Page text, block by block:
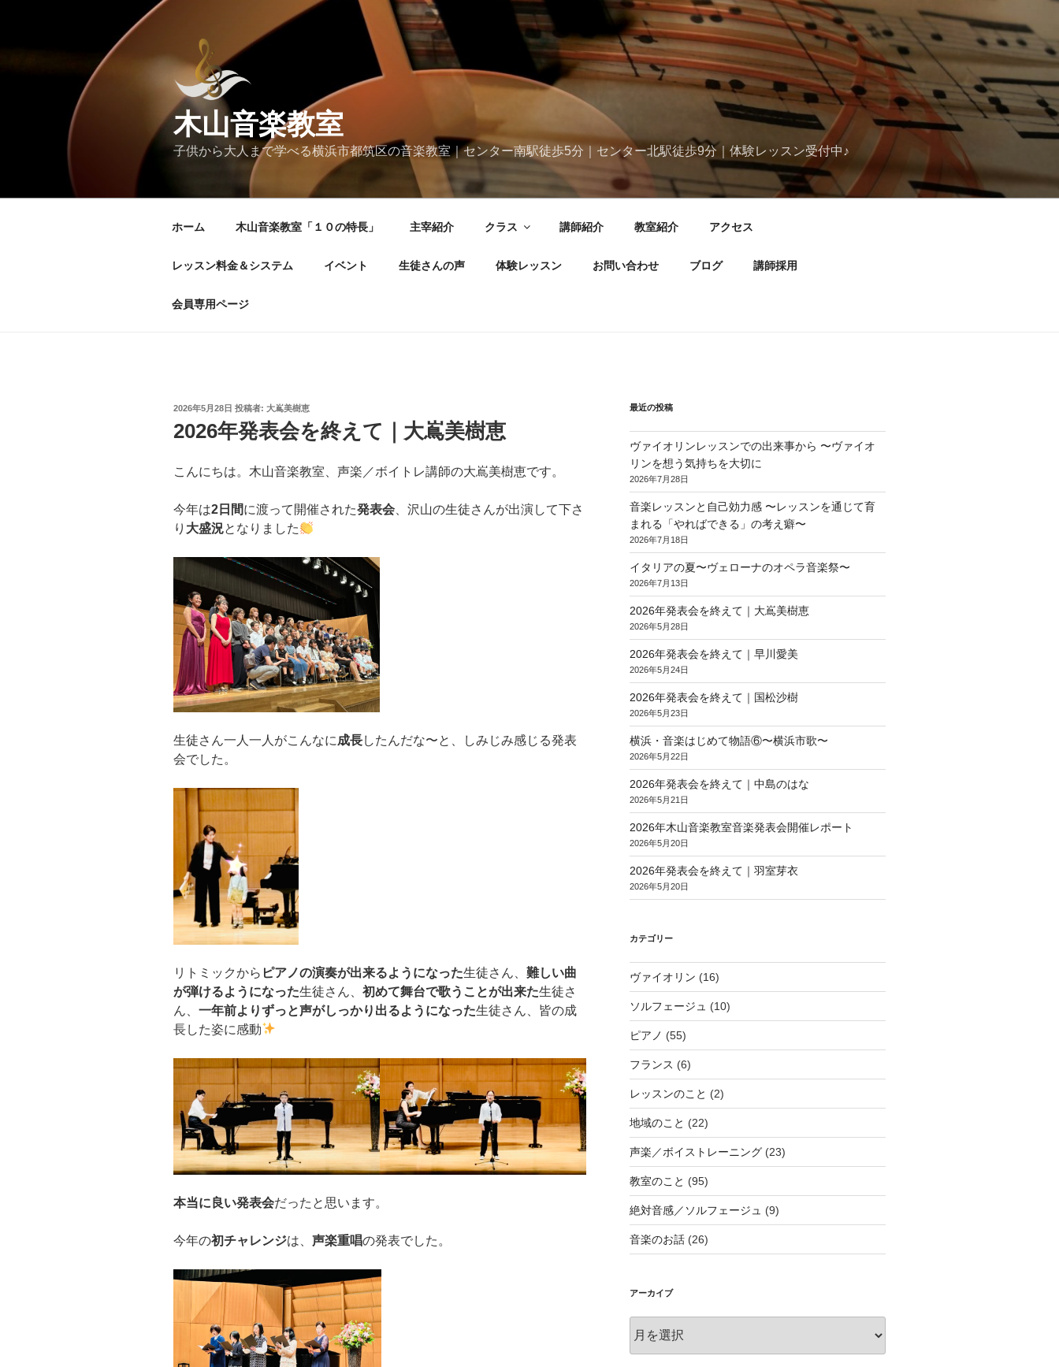
木山音楽教室
子供から大人まで学べる横浜市都筑区の音楽教室｜センター南駅徒歩5分｜センター北駅徒歩9分｜体験レッスン受付中♪
ホーム 木山音楽教室「１０の特長」 主宰紹介 クラス 講師紹介 教室紹介 アクセス
レッスン料金＆システム イベント 生徒さんの声 体験レッスン お問い合わせ ブログ 講師採用
会員専用ページ
投
日:
2026年5月28日 投稿者: 大嶌美樹恵
2026年発表会を終えて｜大嶌美樹恵
こんにちは。木山音楽教室、声楽／ボイトレ講師の大嶌美樹恵です。
今年は2日間に渡って開催された発表会 、沢山の生徒さんが出演して下さ
り 大盛況となりました
生徒さん一人一人がこんなに成長したんだな〜と、しみじみ感じる発表
会でした。
リトミックから ピアノの演奏が出来るようになった生徒さん、 難しい曲
が弾けるようになった生徒さん、 初めて舞台で歌うことが出来た生徒さ
ん、 一年前よりずっと声がしっかり出るようになった生徒さん、皆の成
長した姿に感動
本当に良い発表会だったと思います。
今年の初チャレンジは、 声楽重唱の発表でした。
最近の投稿
ヴァイオリンレッスンでの出来事から 〜ヴァイオ
リンを想う気持ちを大切に
2026年7月28日
音楽レッスンと自己効力感 〜レッスンを通じて育
まれる「やればできる」の考え癖〜
2026年7月18日
イタリアの夏〜ヴェローナのオペラ音楽祭〜
2026年7月13日
2026年発表会を終えて｜大嶌美樹恵
2026年5月28日
2026年発表会を終えて｜早川愛美
2026年5月24日
2026年発表会を終えて｜国松沙樹
2026年5月23日
横浜・音楽はじめて物語⑥〜横浜市歌〜
2026年5月22日
2026年発表会を終えて｜中島のはな
2026年5月21日
2026年木山音楽教室音楽発表会開催レポート
2026年5月20日
2026年発表会を終えて｜羽室芽衣
2026年5月20日
カテゴリー
ヴァイオリン (16)
ソルフェージュ (10)
ピアノ (55)
フランス (6)
レッスンのこと (2)
地域のこと (22)
声楽／ボイストレーニング(23)
教室のこと (95)
絶対音感／ソルフェージュ (9)
音楽のお話(26)
アーカイブ
ー